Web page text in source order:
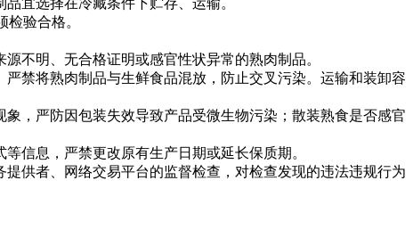
验合格。
不明、无合格证明或感官性状异常的熟肉制品。
禁将熟肉制品与生鲜食品混放，防止交叉污染。运输和装卸容
，严防因包装失效导致产品受微生物污染；散装熟食是否感官
信息，严禁更改原有生产日期或延长保质期。
供者、网络交易平台的监督检查，对检查发现的违法违规行为